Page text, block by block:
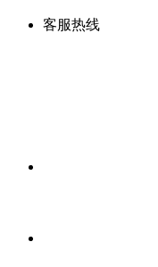
客服热线